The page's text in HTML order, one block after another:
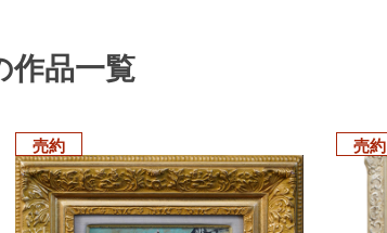
作品一覧
売約 売約